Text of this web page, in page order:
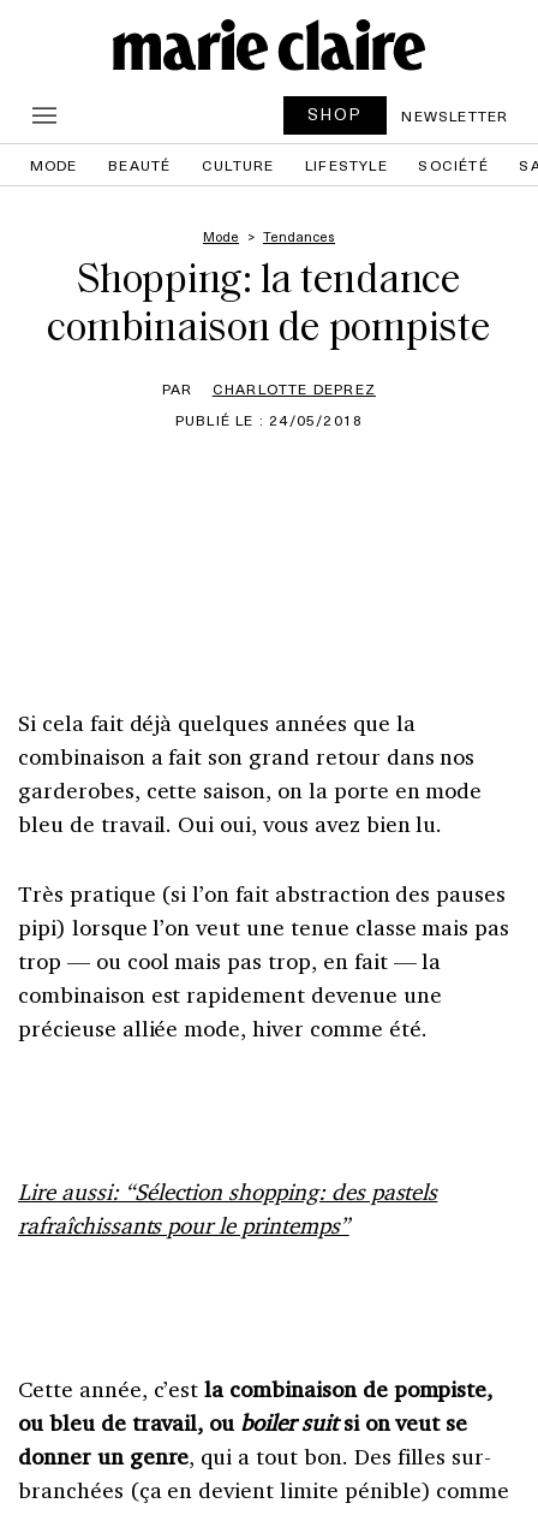
SHOP NEWSLETTER
MODE BEAUTÉ CULTURE LIFESTYLE SOCIÉTÉ
Mode Tendances
Shopping: la tendance
combinaison de pompiste
PAR
CHARLOTTE DEPREZ
PUBLIÉ LE : 24/05/2018
Si cela fait déjà quelques années que la
combinaison a fait son grand retour dans nos
garderobes, cette saison, on la porte en mode
bleu de travail. Oui oui, vous avez bien lu.
Très pratique (si l’on fait abstraction des pauses
pipi) lorsque l’on veut une tenue classe mais pas
trop — ou cool mais pas trop, en fait — la
combinaison est rapidement devenue une
précieuse alliée mode, hiver comme été.
Lire aussi: “Sélection shopping: des pastels
rafraîchissants pour le printemps”
Cette année, c’est la combinaison de pompiste,
ou bleu de travail, ou boiler suitsi on veut se
donner un genre, qui a tout bon. Des filles sur-
branchées (ça en devient limite pénible) comme